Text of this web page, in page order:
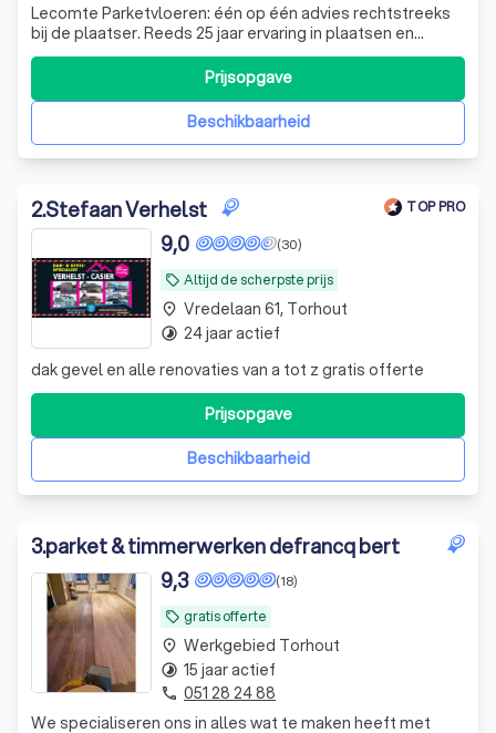
Lecomte Parketvloeren: één op één advies rechtstreeks
bij de plaatser. Reeds 25 jaar ervaring in plaatsen en
herschuren van parketvloeren, uitbekleden betontrappen
en plaatsen van houten terrassen.
Beschikbaarheid
Prijsopgave
2.Stefaan Verhelst TOP PRO
local_offer Altijd de scherpste prijs
(30)
9,0
dak gevel en alle renovaties van a tot z gratis offerte
Beschikbaarheid
Prijsopgave
place Vredelaan 61, Torhout
timelapse 24 jaar actief
3.parket & timmerwerken defrancq bert
local_offer gratis offerte
(18)
9,3
We specialiseren ons in alles wat te maken heeft met
place Werkgebied Torhout
timelapse 15 jaar actief
phone 051 28 24 88